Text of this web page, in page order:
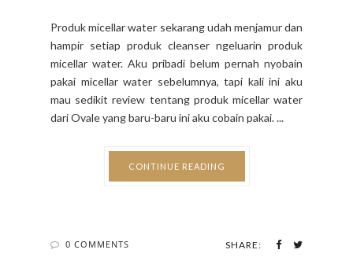
Produk micellar water sekarang udah menjamur dan
hampir setiap produk cleanser ngeluarin produk
micellar water. Aku pribadi belum pernah nyobain
pakai micellar water sebelumnya, tapi kali ini aku
mau sedikit review tentang produk micellar water
dari Ovale yang baru-baru ini aku cobain pakai. ...
CONTINUE READING
0 COMMENTS SHARE: